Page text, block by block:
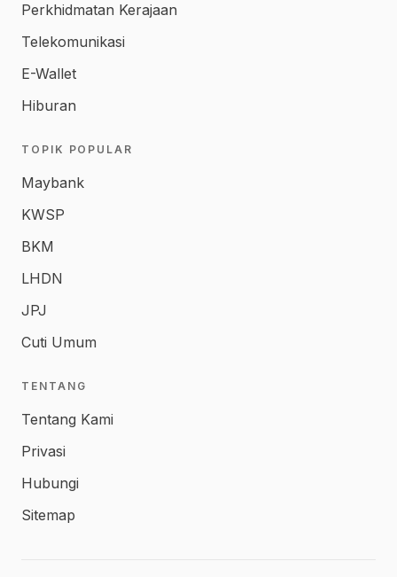
Perkhidmatan Kerajaan
Telekomunikasi
E-Wallet
Hiburan
TOPIK POPULAR
Maybank
KWSP
BKM
LHDN
JPJ
Cuti Umum
TENTANG
Tentang Kami
Privasi
Hubungi
Sitemap